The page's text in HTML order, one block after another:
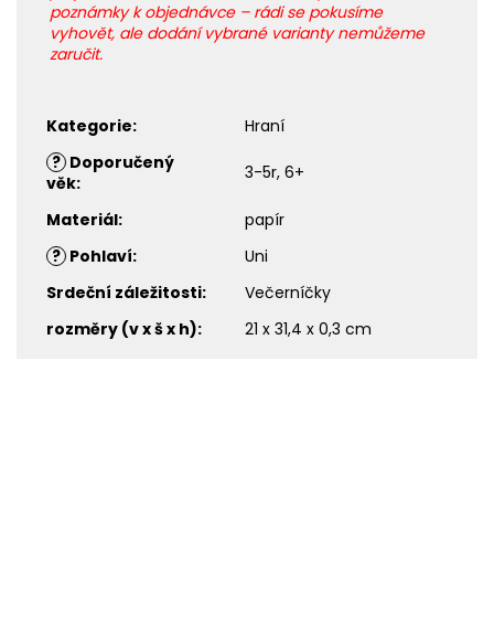
poznámky k objednávce – rádi se pokusíme
vyhovět, ale dodání vybrané varianty nemůžeme
zaručit.
Kategorie:
Hraní
? Doporučený
věk: 3-5r, 6+
Materiál:
papír
? Pohlaví:
Uni
Srdeční záležitosti:
Večerníčky
rozměry (v x š x h): 21 x 31,4 x 0,3 cm